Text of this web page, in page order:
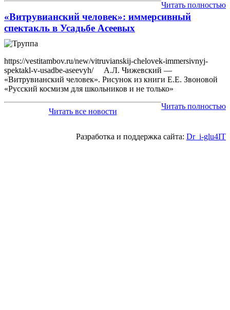
Читать полностью
«Витрувианский человек»: иммерсивный
спектакль в Усадьбе Асеевых
https://vestitambov.ru/new/vitruvianskij-chelovek-immersivnyj-
spektakl-v-usadbe-aseevyh/ А.Л. Чижевский —
«Витрувианский человек». Рисунок из книги Е.Е. Звоновой
«Русский космизм для школьников и не только»
Читать полностью
Читать все новости
Разработка и поддержка сайта: Dr_i-glu4IT